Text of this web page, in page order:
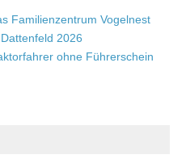
Familienzentrum Vogelnest
2026
ohne Führerschein